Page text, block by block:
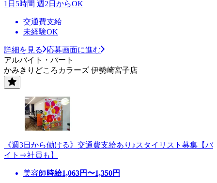
1日5時間 週2日からOK
交通費支給
未経験OK
詳細を見る
応募画面に進む
アルバイト・パート
かみきりどころカラーズ 伊勢崎宮子店
《週3日から働ける》交通費支給あり♪スタイリスト募集【バ
イト⇒社員も】
美容師時給1,063円〜1,350円